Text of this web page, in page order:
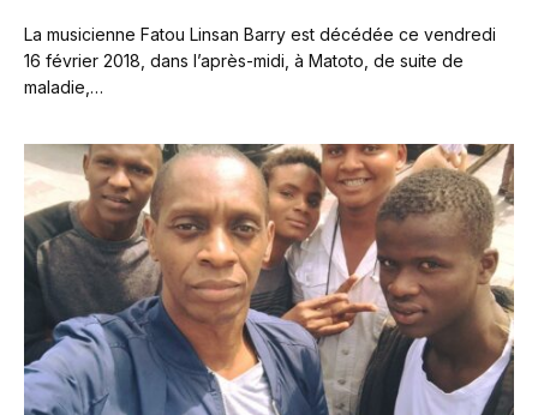
La musicienne Fatou Linsan Barry est décédée ce vendredi
16 février 2018, dans l’après-midi, à Matoto, de suite de
maladie,…